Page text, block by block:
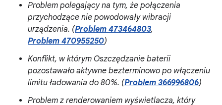
Problem polegający na tym, że połączenia
przychodzące nie powodowały wibracji
urządzenia. (Problem 473464803,
Problem 470955250)
Konflikt, w którym Oszczędzanie baterii
pozostawało aktywne bezterminowo po włączeniu
limitu ładowania do 80%. (Problem 366996806)
Problem z renderowaniem wyświetlacza, który